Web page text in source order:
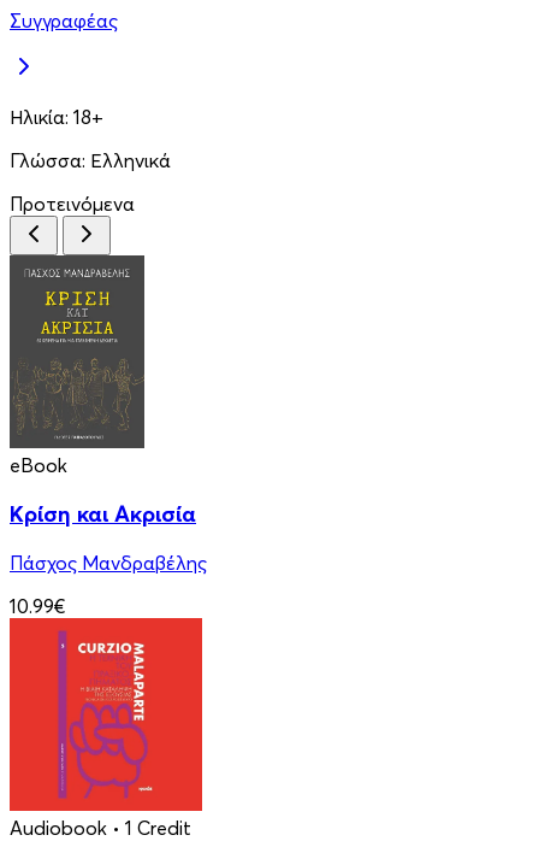
Συγγραφέας
Ηλικία: 18+
Γλώσσα: Ελληνικά
Προτεινόμενα
eBook
Κρίση και Ακρισία
Πάσχος Μανδραβέλης
10.99€
Audiobook • 1 Credit